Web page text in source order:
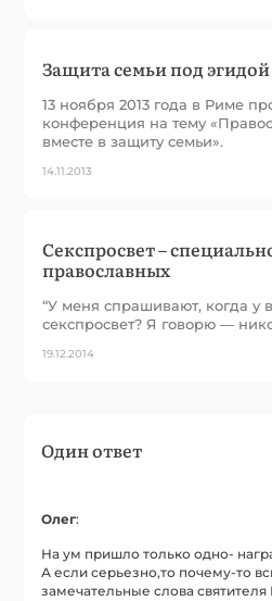
Защита семьи под
13 ноября 2013 года в Риме
конференция на тему
вместе в защиту семьи».
14.11.2013
Секспросвет –
православных
“У меня спрашивают, когда у
секспросвет? Я говорю —
19.12.2014
Один ответ
Олег:
На ум пришло только одно-
А если серьезно,то почему-то
замечательные слова